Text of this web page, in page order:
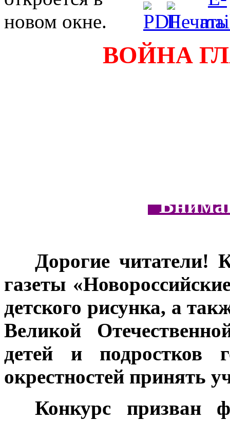
ВОЙНА
Дорогие читатели!
газеты
детского рисунка, а
Великой
детей и подростков
окрестностей принять
Конкурс призван